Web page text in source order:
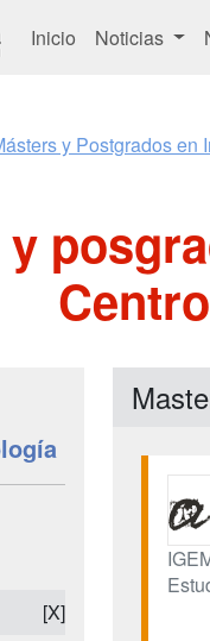
Inicio Noticias
y Postgrados en
[X]